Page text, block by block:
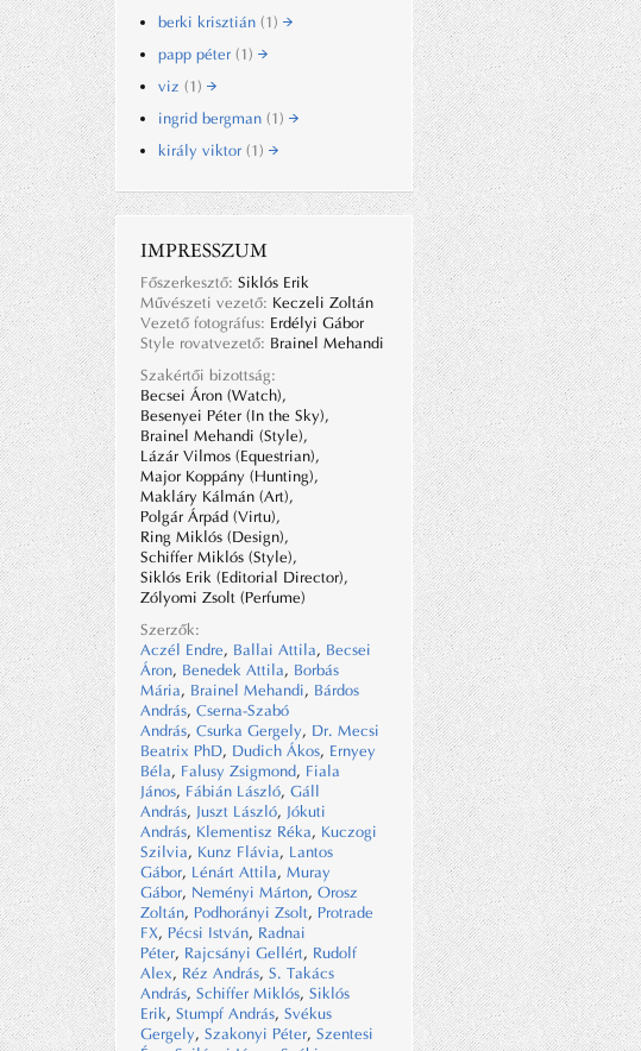
berki krisztián (1)
papp péter (1)
viz (1)
ingrid bergman (1)
király viktor (1)
IMPRESSZUM
Főszerkesztő: Siklós Erik
Művészeti vezető: Keczeli Zoltán
Vezető fotográfus: Erdélyi Gábor
Style rovatvezető: Brainel Mehandi
Szakértői bizottság:
Becsei Áron (Watch),
Besenyei Péter (In the Sky),
Brainel Mehandi (Style),
Lázár Vilmos (Equestrian),
Major Koppány (Hunting),
Makláry Kálmán (Art),
Polgár Árpád (Virtu),
Ring Miklós (Design),
Schiffer Miklós (Style),
Siklós Erik (Editorial Director),
Zólyomi Zsolt (Perfume)
Szerzők:
Aczél Endre, Ballai Attila, Becsei
Áron, Benedek Attila, Borbás
Mária, Brainel Mehandi, Bárdos
András, Cserna-Szabó
András, Csurka Gergely, Dr. Mecsi
Beatrix PhD, Dudich Ákos, Ernyey
Béla, Falusy Zsigmond, Fiala
János, Fábián László, Gáll
András, Juszt László, Jókuti
András, Klementisz Réka, Kuczogi
Szilvia, Kunz Flávia, Lantos
Gábor, Lénárt Attila, Muray
Gábor, Neményi Márton, Orosz
Zoltán, Podhorányi Zsolt, Protrade
FX, Pécsi István, Radnai
Péter, Rajcsányi Gellért, Rudolf
Alex, Réz András, S. Takács
András, Schiffer Miklós, Siklós
Erik, Stumpf András, Svékus
Gergely, Szakonyi Péter, Szentesi